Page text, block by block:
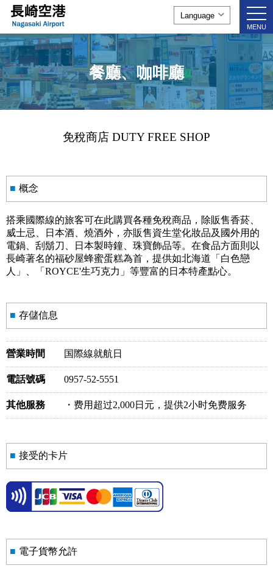
MENU
餐廳、咖啡廳
免稅商店 DUTY FREE SHOP
■ 概念
搭乘國際線的旅客可在此購買各種免稅商品，除販售香菸、
威士忌、日本酒、燒酒外，亦販售資生堂化妝品及國外用的
電鍋、刮鬍刀、日本製時鐘、珠寶飾品等。在食品方面則以
長崎著名的福砂屋蜂蜜蛋糕為首，提供如北海道「白色戀
人」、「ROYCE'生巧克力」等豐富的日本特產點心。
■ 存儲信息
營業時間 国際線就航日
電話號碼 0957-52-5551
其他服務 ・费用超过2,000日元，提供2小时免费服务
■ 接受的卡片
■ 電子貨幣允許